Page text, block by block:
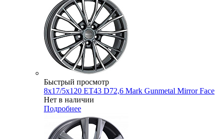
Быстрый просмотр
8x17/5x120 ET43 D72,6 Mark Gunmetal Mirror Face
Нет в наличии
Подробнее